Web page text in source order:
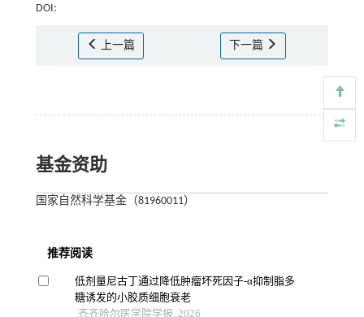
DOI:
上一篇 下一篇
基金资助
国家自然科学基金（81960011）